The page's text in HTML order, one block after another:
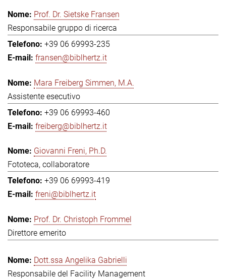
Prof. Dr. Sietske Fransen
Responsabile gruppo di ricerca
+39 06 69993-235
fransen@biblhertz.it
Mara Freiberg Simmen, M.A.
Assistente esecutivo
+39 06 69993-460
freiberg@biblhertz.it
Giovanni Freni, Ph.D.
Fototeca, collaboratore
+39 06 69993-419
freni@biblhertz.it
Prof. Dr. Christoph Frommel
Direttore emerito
Dott.ssa Angelika Gabrielli
Responsabile del Facility Management